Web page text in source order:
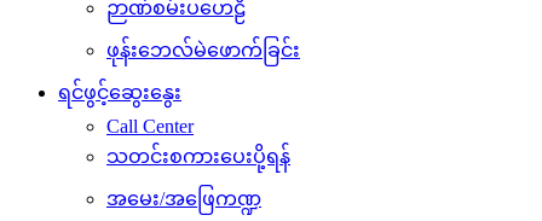
ဉာဏ်စမ်းပဟေဠိ
ဖုန်းဘေလ်မဲဖောက်ခြင်း
ရင်ဖွင့်ဆွေးနွေး
Call Center
သတင်းစကားပေးပို့ရန်
အမေး/အဖြေကဏ္ဍ